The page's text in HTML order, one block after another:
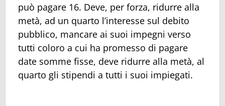
può pagare 16. Deve, per forza, ridurre alla
metà, ad un quarto l’interesse sul debito
pubblico, mancare ai suoi impegni verso
tutti coloro a cui ha promesso di pagare
date somme fisse, deve ridurre alla metà, al
quarto gli stipendi a tutti i suoi impiegati.